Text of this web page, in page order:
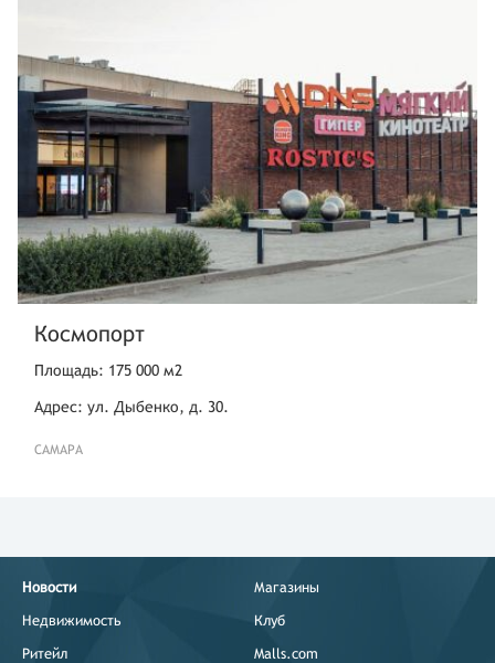
Космопорт
Площадь: 175 000 м2
Адрес: ул. Дыбенко, д. 30.
САМАРА
Новости
Недвижимость
Ритейл
Магазины
Клуб
Malls.com